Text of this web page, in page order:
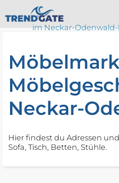
im Neckar-Odenwald-
Neckar-
Hier findest du Adressen
Sofa, Tisch, Betten, Stühle.